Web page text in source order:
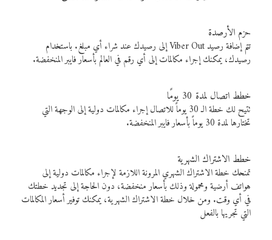
حزم الأرصدة
تتم إضافة رصيد Viber Out إلى رصيدك عند شراء أي مبلغ. باستخدام
رصيدك، يمكنك إجراء مكالمات إلى أي رقم في العالم بأسعار فايبر المنخفضة.
خطط اتصال لمدة 30 يومًا
تتيح لك خطة الـ 30 يوماً للاتصال إجراء مكالمات دولية إلى الوجهة التي
تختارها لمدة 30 يوماً بأسعار فايبر المنخفضة.
خطط الاشتراك الشهرية
تمنحك خطة الاشتراك الشهري المرونة اللازمة لإجراء مكالمات دولية إلى
هواتف أرضية ومحمولة وذلك بأسعار منخفضة، دون الحاجة إلى تجديد خطتك
في أي وقت. ومن خلال خطة الاشتراك الشهرية، يمكنك توفير أسعار المكالمات
التي تجريها بالفعل